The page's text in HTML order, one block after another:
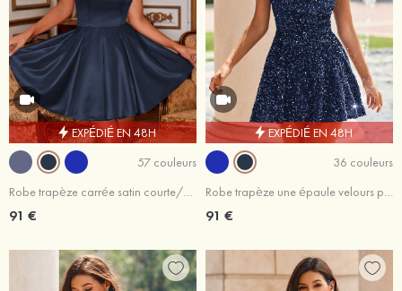
EXPÉDIÉ EN 48H
57 couleurs
Robe trapèze carrée satin courte/mini robe de fête de la rentrée
91 €
EXPÉDIÉ EN 48H
36 couleurs
Robe trapèze une épaule velours paillettes courte/mini robe de fête de la rentrée
91 €